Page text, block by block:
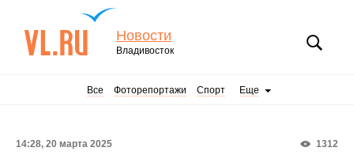
Новости
Владивосток
Все Фоторепортажи Спорт Еще
1312
14:28, 20 марта 2025